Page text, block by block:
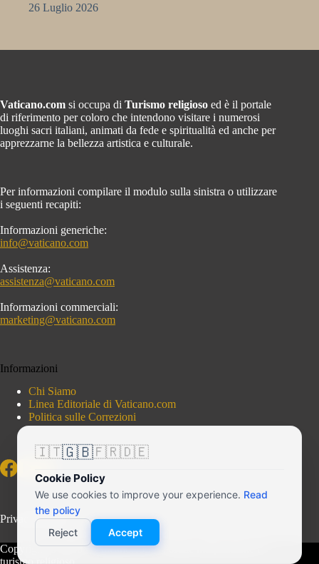
26 Luglio 2026
Vaticano.com si occupa di Turismo religioso ed è il portale
di riferimento per coloro che intendono visitare i numerosi
luoghi sacri italiani, animati da fede e spiritualità ed anche per
apprezzarne la bellezza artistica e culturale.
Per informazioni compilare il modulo sulla sinistra o utilizzare
i seguenti recapiti:
Informazioni generiche:
info@vaticano.com
Assistenza:
assistenza@vaticano.com
Informazioni commerciali:
marketing@vaticano.com
Informazioni
Chi Siamo
Linea Editoriale di Vaticano.com
Politica sulle Correzioni
Privacy Policy
Copyright © 2026 - Vaticano.com - Portale indipendente di
🇮🇹🇬🇧🇫🇷🇩🇪
Cookie Policy
We use cookies to improve your experience. Read
the policy
Reject
Accept